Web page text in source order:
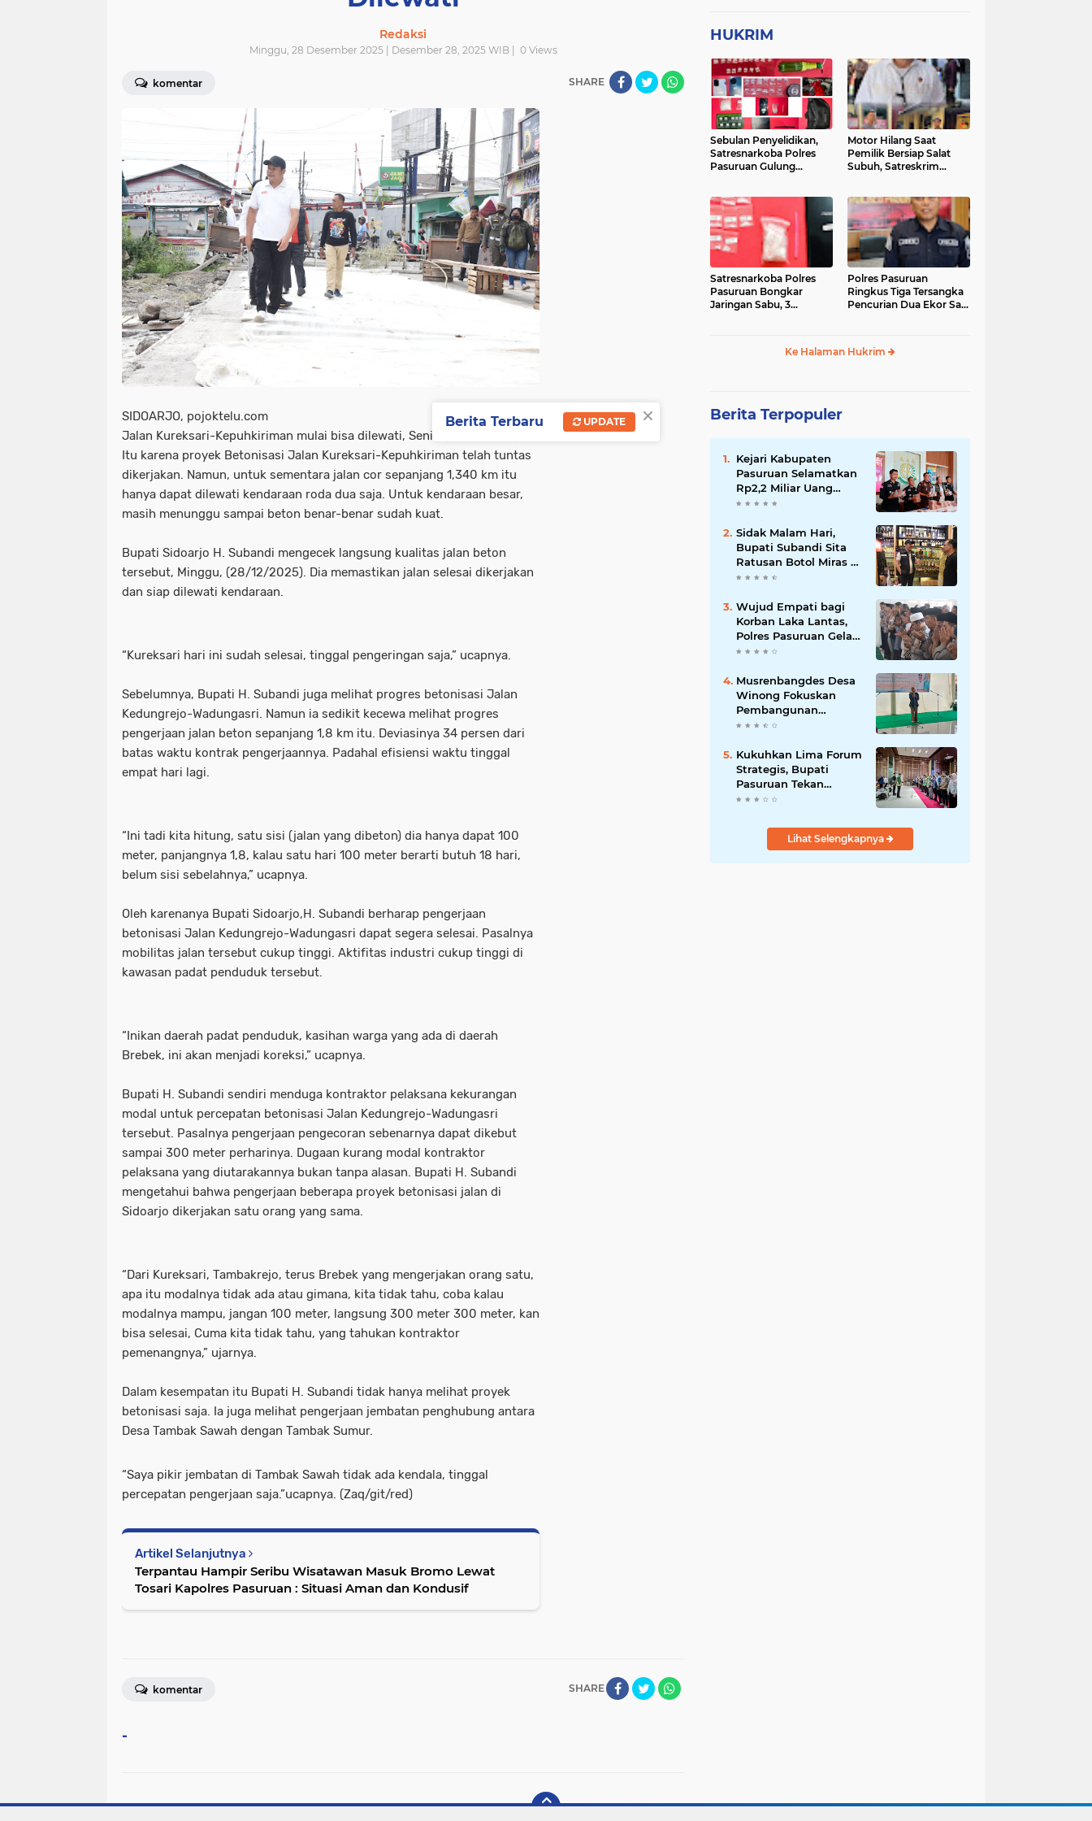
Redaksi
Minggu, 28 Desember 2025 | Desember 28, 2025 WIB | 0Views
komentar SHARE
SIDOARJO, pojoktelu.com
Jalan Kureksari-Kepuhkiriman mulai bisa dilewati, Senin,(29/12/2025).
Itu karena proyek Betonisasi Jalan Kureksari-Kepuhkiriman telah tuntas
dikerjakan. Namun, untuk sementara jalan cor sepanjang 1,340 km itu
hanya dapat dilewati kendaraan roda dua saja. Untuk kendaraan besar,
masih menunggu sampai beton benar-benar sudah kuat.
Bupati Sidoarjo H. Subandi mengecek langsung kualitas jalan beton
tersebut, Minggu, (28/12/2025). Dia memastikan jalan selesai dikerjakan
dan siap dilewati kendaraan.
“Kureksari hari ini sudah selesai, tinggal pengeringan saja,” ucapnya.
Sebelumnya, Bupati H. Subandi juga melihat progres betonisasi Jalan
Kedungrejo-Wadungasri. Namun ia sedikit kecewa melihat progres
pengerjaan jalan beton sepanjang 1,8 km itu. Deviasinya 34 persen dari
batas waktu kontrak pengerjaannya. Padahal efisiensi waktu tinggal
empat hari lagi.
“Ini tadi kita hitung, satu sisi (jalan yang dibeton) dia hanya dapat 100
meter, panjangnya 1,8, kalau satu hari 100 meter berarti butuh 18 hari,
belum sisi sebelahnya,” ucapnya.
Oleh karenanya Bupati Sidoarjo,H. Subandi berharap pengerjaan
betonisasi Jalan Kedungrejo-Wadungasri dapat segera selesai. Pasalnya
mobilitas jalan tersebut cukup tinggi. Aktifitas industri cukup tinggi di
kawasan padat penduduk tersebut.
“Inikan daerah padat penduduk, kasihan warga yang ada di daerah
Brebek, ini akan menjadi koreksi,” ucapnya.
Bupati H. Subandi sendiri menduga kontraktor pelaksana kekurangan
modal untuk percepatan betonisasi Jalan Kedungrejo-Wadungasri
tersebut. Pasalnya pengerjaan pengecoran sebenarnya dapat dikebut
sampai 300 meter perharinya. Dugaan kurang modal kontraktor
pelaksana yang diutarakannya bukan tanpa alasan. Bupati H. Subandi
mengetahui bahwa pengerjaan beberapa proyek betonisasi jalan di
Sidoarjo dikerjakan satu orang yang sama.
“Dari Kureksari, Tambakrejo, terus Brebek yang mengerjakan orang satu,
apa itu modalnya tidak ada atau gimana, kita tidak tahu, coba kalau
modalnya mampu, jangan 100 meter, langsung 300 meter 300 meter, kan
bisa selesai, Cuma kita tidak tahu, yang tahukan kontraktor
pemenangnya,” ujarnya.
Dalam kesempatan itu Bupati H. Subandi tidak hanya melihat proyek
betonisasi saja. Ia juga melihat pengerjaan jembatan penghubung antara
Desa Tambak Sawah dengan Tambak Sumur.
“Saya pikir jembatan di Tambak Sawah tidak ada kendala, tinggal
percepatan pengerjaan saja.”ucapnya. (Zaq/git/red)
Artikel Selanjutnya
Terpantau Hampir Seribu Wisatawan Masuk Bromo Lewat
Tosari Kapolres Pasuruan : Situasi Aman dan Kondusif
SHARE
komentar
-
HUKRIM
Sebulan Penyelidikan,
Satresnarkoba Polres
Pasuruan Gulung
Motor Hilang Saat
Pemilik Bersiap Salat
Subuh, Satreskrim
Satresnarkoba Polres
Pasuruan Bongkar
Jaringan Sabu, 3
Polres Pasuruan
Ringkus Tiga Tersangka
Pencurian Dua Ekor Sapi
Ke Halaman Hukrim
Berita Terpopuler
Kejari Kabupaten
Pasuruan Selamatkan
Rp2,2 Miliar Uang
Negara dari Korupsi
Sidak Malam Hari,
Bupati Subandi Sita
Ratusan Botol Miras di
Kawasan Perumahan
Wujud Empati bagi
Korban Laka Lantas,
Polres Pasuruan Gelar
Salat Ghaib dan Doa
Musrenbangdes Desa
Winong Fokuskan
Pembangunan
Berbasis Potensi Lokal,
Meski Dihantam
Efisiensi Anggaran
Kukuhkan Lima Forum
Strategis, Bupati
Pasuruan Tekan
Pentingnya Program
Lihat Selengkapnya
×
Berita Terbaru UPDATE